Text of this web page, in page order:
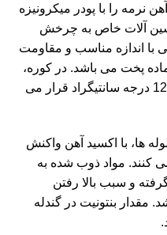
نرمه را با پودر میکرونیزه
آلات خاص به چرخش
با اندازه مناسب و مقاومت
پخت می باشد. در کوره،
گندله ها در معرض دمای 1400-1200 درجه سانتیگراد قرار می
ها، با اکسید آهن واکنش
کنند. مواد ذوب شده به
و سبب بالا رفتن
مقدار بنتونیت در گندله